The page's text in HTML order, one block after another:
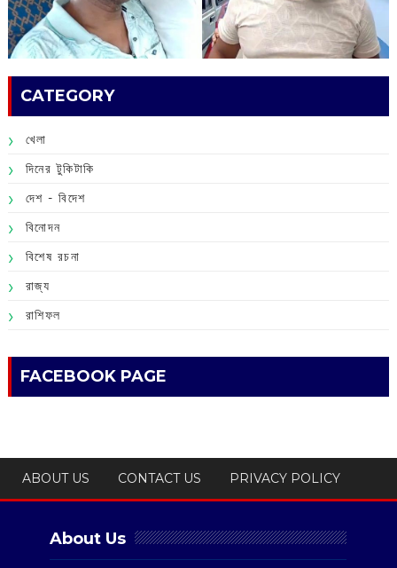
CATEGORY
খেলা
দিনের টুকিটাকি
দেশ - বিদেশ
বিনোদন
বিশেষ রচনা
রাজ্য
রাশিফল
FACEBOOK PAGE
ABOUT US CONTACT US PRIVACY POLICY
About Us